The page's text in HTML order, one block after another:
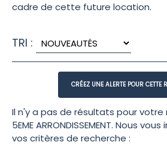
cadre de cette future location.
TRI :
Il n'y a pas de résultats pour votre
5EME ARRONDISSEMENT. Nous
vos critères de recherche :